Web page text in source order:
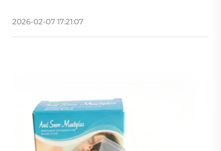
2026-02-07 17:21:07